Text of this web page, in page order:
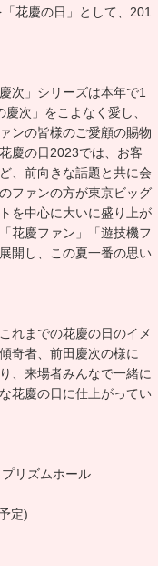
花慶の日」として、201
次」シリーズは本年で1
次」をこよなく愛し、
ンの皆様のご愛顧の賜物
慶の日2023では、お客
、前向きな話題と共に会
ファンの方が東京ビッグ
を中心に大いに盛り上が
花慶ファン」「遊技機フ
開し、この夏一番の思い
れまでの花慶の日のイメ
奇者、前田慶次の様に
、来場者みんなで一緒に
花慶の日に仕上がってい
リズムホール
定)